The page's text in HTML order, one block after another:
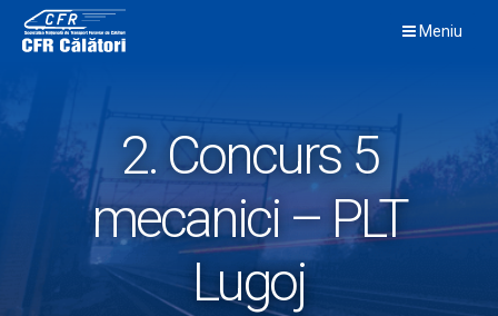
content
Meniu
2. Concurs 5
mecanici – PLT
Lugoj